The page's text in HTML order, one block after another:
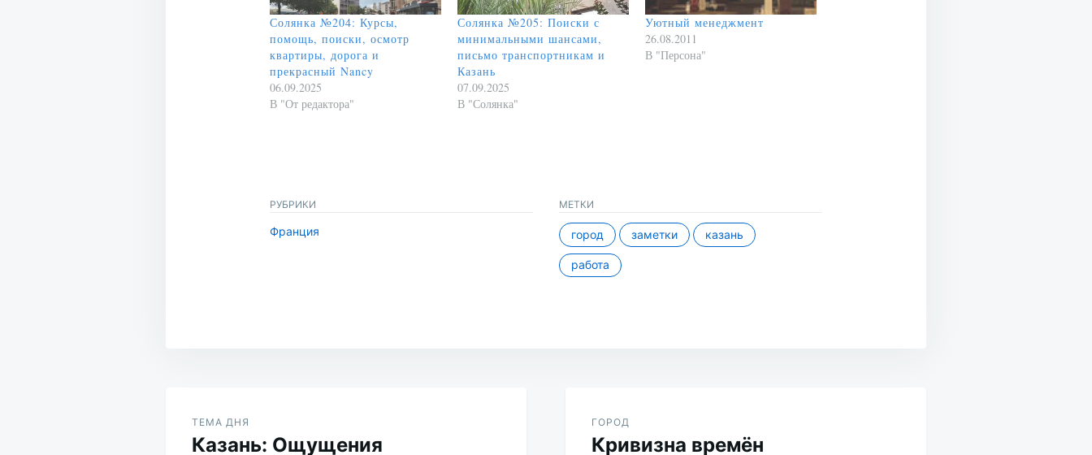
Солянка №204: Курсы,
помощь, поиски, осмотр
квартиры, дорога и
прекрасный Nancy
06.09.2025
В "От редактора"
Солянка №205: Поиски с
минимальными шансами,
письмо транспортникам и
Казань
07.09.2025
В "Солянка"
Уютный менеджмент
26.08.2011
В "Персона"
РУБРИКИ
Франция
МЕТКИ
город заметки казань
работа
поТЕМА ДНЯ
Казань: Ощущения
ГОРОД
Кривизна времён